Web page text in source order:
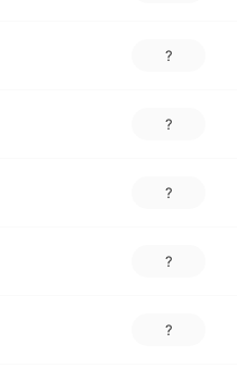
?
?
?
?
?